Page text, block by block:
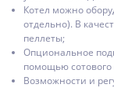
Котел можно
отдельно). В
пеллеты;
Опциональное
помощью
Возможности и